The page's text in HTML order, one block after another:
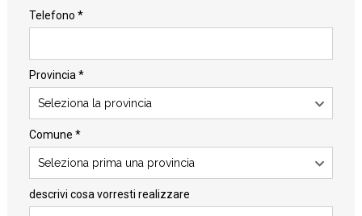
Telefono *
Provincia *
Seleziona la provincia
Comune *
Seleziona prima una provincia
descrivi cosa vorresti realizzare